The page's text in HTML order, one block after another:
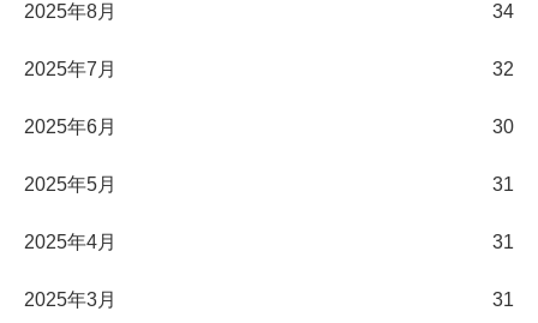
2025年8月 34
2025年7月 32
2025年6月 30
2025年5月 31
2025年4月 31
2025年3月 31